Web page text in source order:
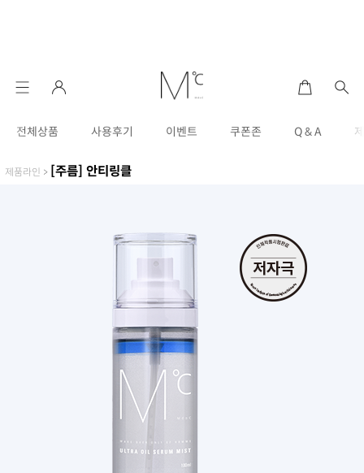
전체상품 사용후기 이벤트 쿠폰존 Q & A
제품라인 > [주름] 안티링클